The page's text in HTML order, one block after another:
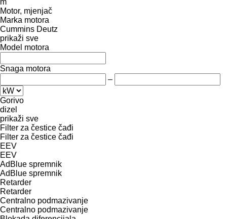
Motor, mjenjač
Marka motora
Cummins Deutz
prikaži sve
Model motora
Snaga motora
–
Gorivo
dizel
prikaži sve
Filter za čestice čađi
Filter za čestice čađi
EEV
EEV
AdBlue spremnik
AdBlue spremnik
Retarder
Retarder
Centralno podmazivanje
Centralno podmazivanje